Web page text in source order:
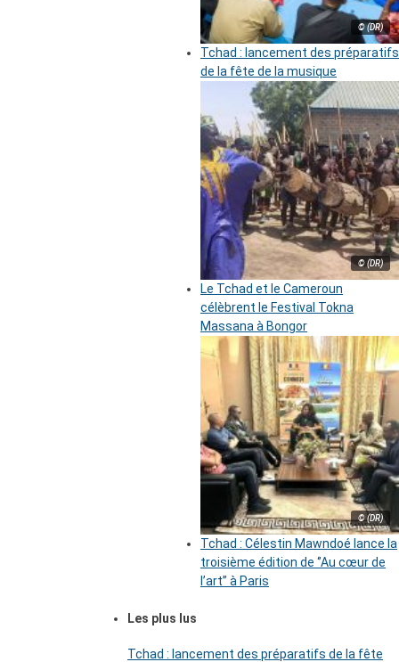
© (DR)
Tchad : lancement des préparatifs
de la fête de la musique
© (DR)
Le Tchad et le Cameroun
célèbrent le Festival Tokna
Massana à Bongor
© (DR)
Tchad : Célestin Mawndoé lance la
troisième édition de ‘’Au cœur de
l’art’’ à Paris
Les plus lus
Tchad : lancement des préparatifs de la fête